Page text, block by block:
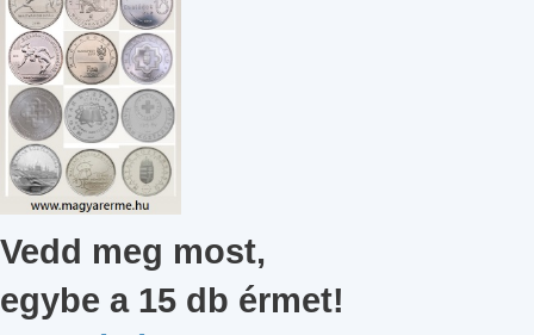
Vedd meg most,
egybe a 15 db érmet!